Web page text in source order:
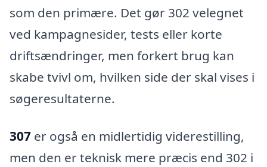
som den primære. Det gør 302 velegnet
ved kampagnesider, tests eller korte
driftsændringer, men forkert brug kan
skabe tvivl om, hvilken side der skal vises i
søgeresultaterne.
307 er også en midlertidig viderestilling,
men den er teknisk mere præcis end 302 i